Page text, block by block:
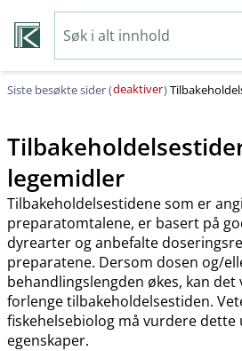
Siste besøkte sider (deaktiver)
legemidler
Tilbakeholdelsestidene som er
preparatomtalene, er basert på
dyrearter og anbefalte
preparatene. Dersom dosen og​/​
behandlingslengden økes, kan
forlenge tilbakeholdelsestiden.
fiskehelsebiolog må vurdere
egenskaper.